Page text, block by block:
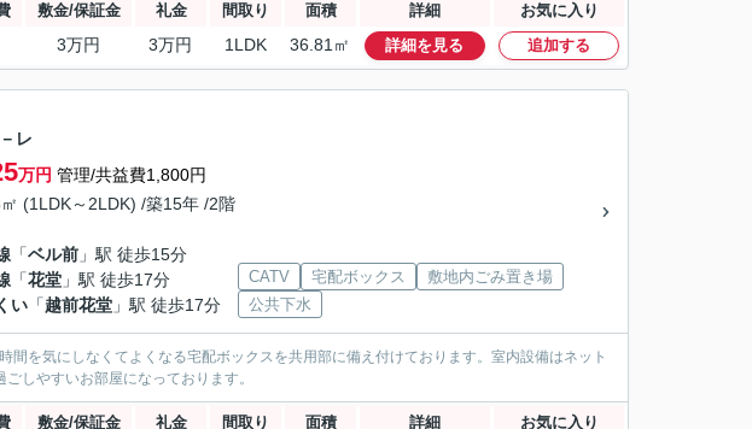
敷金/保証金 礼金 間取り 面積 詳細 お気に入り
3万円 3万円 1LDK 36.81㎡ 詳細を見る 追加する
レ
万円 管理/共益費1,800円
(1LDK～2LDK) /築15年 /2階
「ベル前 」駅 徒歩15分
「花堂 」駅 徒歩17分
い 「越前花堂 」駅 徒歩17分
CATV 宅配ボックス
敷地内ごみ置き場
公共下水
間を気にしなくてよくなる宅配ボックスを共用部に備え付けております。室内設備はネット
しやすいお部屋になっております。
敷金/保証金 礼金 間取り 面積 詳細 お気に入り